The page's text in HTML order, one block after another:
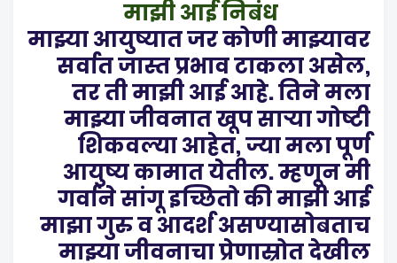
माझी आई निबंध
माझ्या आयुष्यात जर कोणी माझ्यावर
सर्वात जास्त प्रभाव टाकला असेल,
तर ती माझी आई आहे. तिने मला
माझ्या जीवनात खूप साऱ्या गोष्टी
शिकवल्या आहेत, ज्या मला पूर्ण
आयुष्य कामात येतील. म्हणून मी
गर्वाने सांगू इच्छितो की माझी आई
माझा गुरु व आदर्श असण्यासोबताच
माझ्या जीवनाचा प्रेणास्रोत देखील